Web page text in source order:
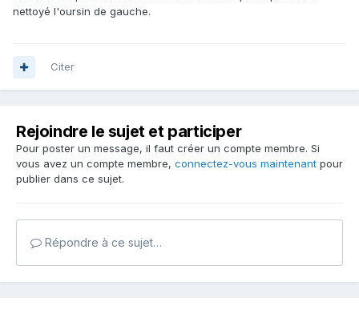
nettoyé l'oursin de gauche.
Citer
Rejoindre le sujet et participer
Pour poster un message, il faut créer un compte membre. Si
vous avez un compte membre, connectez-vous maintenant pour
publier dans ce sujet.
Répondre à ce sujet…